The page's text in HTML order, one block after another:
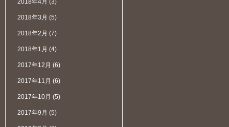
2018年4月 (3)
2018年3月 (5)
2018年2月 (7)
2018年1月 (4)
2017年12月 (6)
2017年11月 (6)
2017年10月 (5)
2017年9月 (5)